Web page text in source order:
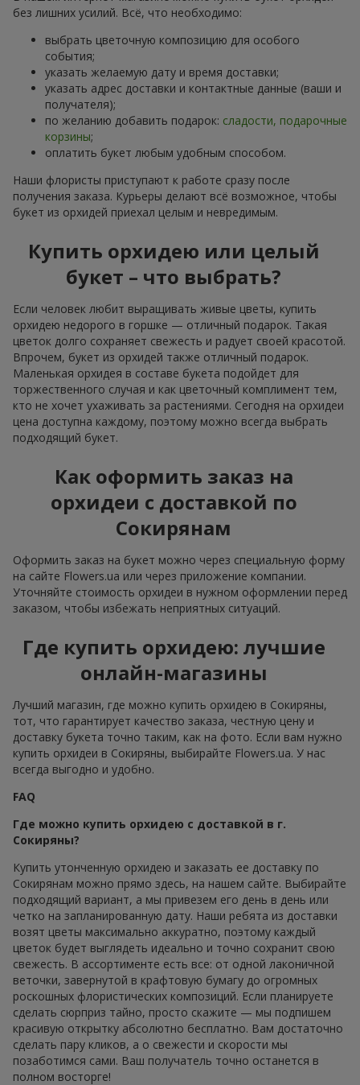
без лишних усилий. Всё, что необходимо:
выбрать цветочную композицию для особого
события;
указать желаемую дату и время доставки;
указать адрес доставки и контактные данные (ваши и
получателя);
по желанию добавить подарок: сладости, подарочные
корзины;
оплатить букет любым удобным способом.
Наши флористы приступают к работе сразу после
получения заказа. Курьеры делают всё возможное, чтобы
букет из орхидей приехал целым и невредимым.
Купить орхидею или целый
букет – что выбрать?
Если человек любит выращивать живые цветы, купить
орхидею недорого в горшке — отличный подарок. Такая
цветок долго сохраняет свежесть и радует своей красотой.
Впрочем, букет из орхидей также отличный подарок.
Маленькая орхидея в составе букета подойдет для
торжественного случая и как цветочный комплимент тем,
кто не хочет ухаживать за растениями. Сегодня на орхидеи
цена доступна каждому, поэтому можно всегда выбрать
подходящий букет.
Как оформить заказ на
орхидеи с доставкой по
Сокирянам
Оформить заказ на букет можно через специальную форму
на сайте Flowers.ua или через приложение компании.
Уточняйте стоимость орхидеи в нужном оформлении перед
заказом, чтобы избежать неприятных ситуаций.
Где купить орхидею: лучшие
онлайн-магазины
Лучший магазин, где можно купить орхидею в Сокиряны,
тот, что гарантирует качество заказа, честную цену и
доставку букета точно таким, как на фото. Если вам нужно
купить орхидеи в Сокиряны, выбирайте Flowers.ua. У нас
всегда выгодно и удобно.
FAQ
Где можно купить орхидею с доставкой в г.
Сокиряны?
Купить утонченную орхидею и заказать ее доставку по
Сокирянам можно прямо здесь, на нашем сайте. Выбирайте
подходящий вариант, а мы привезем его день в день или
четко на запланированную дату. Наши ребята из доставки
возят цветы максимально аккуратно, поэтому каждый
цветок будет выглядеть идеально и точно сохранит свою
свежесть. В ассортименте есть все: от одной лаконичной
веточки, завернутой в крафтовую бумагу до огромных
роскошных флористических композиций. Если планируете
сделать сюрприз тайно, просто скажите — мы подпишем
красивую открытку абсолютно бесплатно. Вам достаточно
сделать пару кликов, а о свежести и скорости мы
позаботимся сами. Ваш получатель точно останется в
полном восторге!